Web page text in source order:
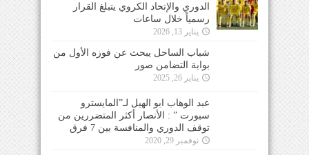
الدوري والإتحاد الكروي يتبلغ القرار
رسمياً خلال ساعات
يناير 13, 2026
شباب الساحل يبحث عن فوزه الأول من
بوابة التضامن صور
يناير 26, 2025
عبد الوهاب ابو الهيل لـ”المايسترو
سبورت ” : الأنصار أكثر المتضررين من
توقف الدوري والمنافسة بين 7 فرق
نوفمبر 29, 2020